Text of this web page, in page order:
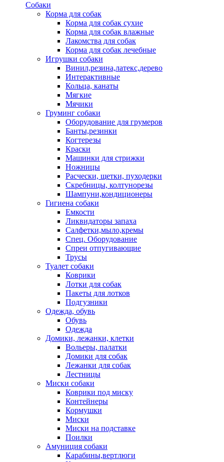
Собаки
Корма для собак
Корма для собак сухие
Корма для собак влажные
Лакомства для собак
Корма для собак лечебные
Игрушки собаки
Винил,резина,латекс,дерево
Интерактивные
Кольца, канаты
Мягкие
Мячики
Груминг собаки
Оборудование для грумеров
Банты,резинки
Когтерезы
Краски
Машинки для стрижки
Ножницы
Расчески, щетки, пуходерки
Скребницы, колтунорезы
Шампуни,кондиционеры
Гигиена собаки
Емкости
Ликвидаторы запаха
Салфетки,мыло,кремы
Спец. Оборудование
Спреи отпугивающие
Трусы
Туалет собаки
Коврики
Лотки для собак
Пакеты для лотков
Подгузники
Одежда, обувь
Обувь
Одежда
Домики, лежанки, клетки
Вольеры, палатки
Домики для собак
Лежанки для собак
Лестницы
Миски собаки
Коврики под миску
Контейнеры
Кормушки
Миски
Миски на подставке
Поилки
Амуниция собаки
Карабины,вертлюги